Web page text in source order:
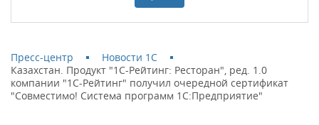
Пресс-центр
Новости 1С
Казахстан. Продукт "1С-Рейтинг: Ресторан", ред. 1.0
компании "1С-Рейтинг" получил очередной сертификат
"Совместимо! Система программ 1С:Предприятие"